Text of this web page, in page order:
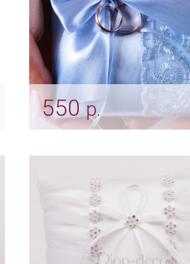
550р.
«Голубые кружева»